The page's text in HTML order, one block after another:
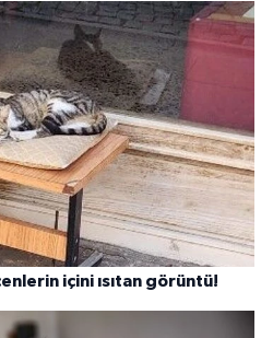
içini ısıtan görüntü!